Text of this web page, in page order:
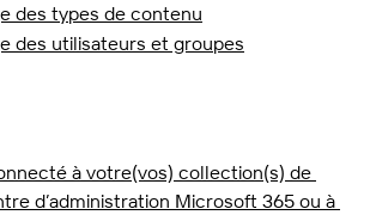
des types de contenu
des utilisateurs et groupes
à votre(vos) collection(s) de
d’administration Microsoft 365 ou à